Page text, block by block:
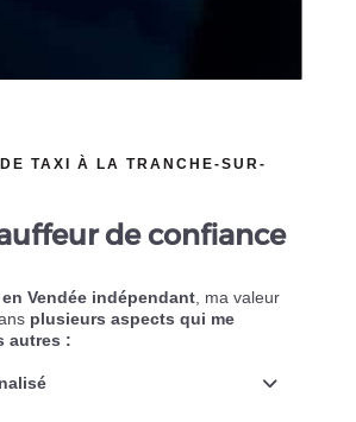
TAXI À LA TRANCHE-SUR-
de confiance
Vendée indépendant, ma valeur
plusieurs aspects qui me
autres :